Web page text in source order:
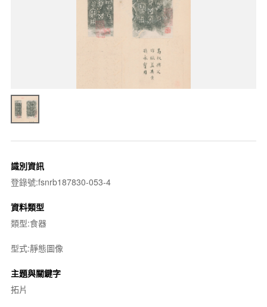
識別資訊
登錄號:fsnrb187830-053-4
資料類型
類型:食器
型式:靜態圖像
主題與關鍵字
拓片